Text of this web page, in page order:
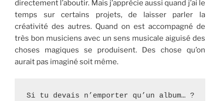
directement l’aboutir. Mais j’apprécie aussi quand j’ai le
temps sur certains projets, de laisser parler la
créativité des autres. Quand on est accompagné de
très bon musiciens avec un sens musicale aiguisé des
choses magiques se produisent. Des chose qu’on
aurait pas imaginé soit même.
Si tu devais n’emporter qu’un album… ?